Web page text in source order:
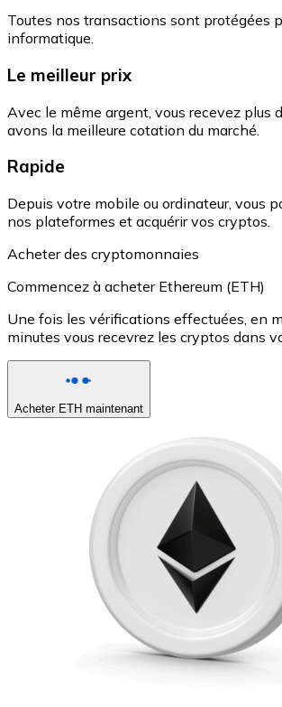
Toutes nos transactions sont protégées
informatique.
Le meilleur prix
Avec le même argent, vous recevez plus
avons la meilleure cotation du marché.
Rapide
Depuis votre mobile ou ordinateur, vous
nos plateformes et acquérir vos cryptos.
Acheter des cryptomonnaies
Commencez à acheter Ethereum (ETH)
Une fois les vérifications effectuées, en
minutes vous recevrez les cryptos dans
Acheter ETH maintenant